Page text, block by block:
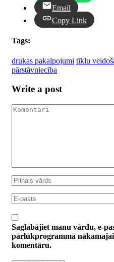
Email
Copy Link
Tags:
drukas pakalpojumi tīklu
pārstāvniecība
Write a post
Saglabājiet manu vārdu, e-
pārlūkprogrammā nākamajai
komentāru.